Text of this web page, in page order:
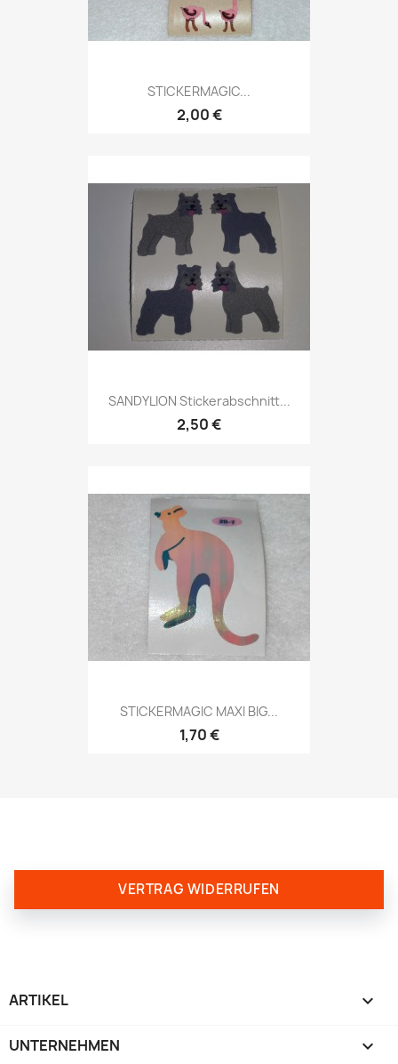
STICKERMAGIC...
2,00 €
SANDYLION Stickerabschnitt...
2,50 €
STICKERMAGIC MAXI BIG...
1,70 €
VERTRAG WIDERRUFEN
ARTIKEL 
UNTERNEHMEN 